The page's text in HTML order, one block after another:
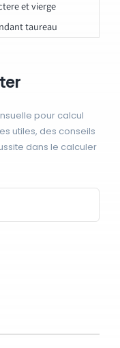
et vierge
taureau
pour calcul
utiles, des conseils
dans le calculer